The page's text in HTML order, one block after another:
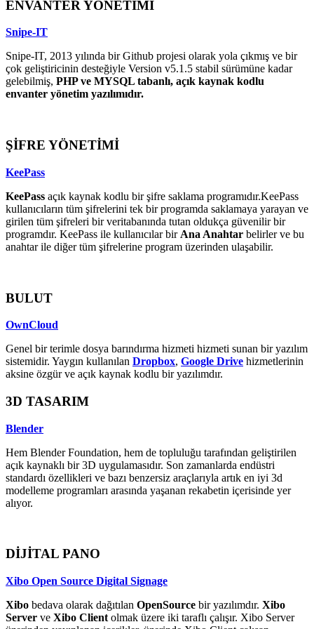
ENVANTER YÖNETİMİ
Snipe-IT
Snipe-IT, 2013 yılında bir Github projesi olarak yola çıkmış ve bir
çok geliştiricinin desteğiyle Version v5.1.5 stabil sürümüne kadar
gelebilmiş, PHP ve MYSQL tabanlı, açık kaynak kodlu
envanter yönetim yazılımıdır.
ŞİFRE YÖNETİMİ
KeePass
KeePass açık kaynak kodlu bir şifre saklama programıdır.KeePass
kullanıcıların tüm şifrelerini tek bir programda saklamaya yarayan ve
girilen tüm şifreleri bir veritabanında tutan oldukça güvenilir bir
programdır. KeePass ile kullanıcılar bir Ana Anahtar belirler ve bu
anahtar ile diğer tüm şifrelerine program üzerinden ulaşabilir.
BULUT
OwnCloud
Genel bir terimle dosya barındırma hizmeti hizmeti sunan bir yazılım
sistemidir. Yaygın kullanılan Dropbox, Google Drive hizmetlerinin
aksine özgür ve açık kaynak kodlu bir yazılımdır.
3D TASARIM
Blender
Hem Blender Foundation, hem de topluluğu tarafından geliştirilen
açık kaynaklı bir 3D uygulamasıdır. Son zamanlarda endüstri
standardı özellikleri ve bazı benzersiz araçlarıyla artık en iyi 3d
modelleme programları arasında yaşanan rekabetin içerisinde yer
alıyor.
DİJİTAL PANO
Xibo Open Source Digital Signage
Xibo bedava olarak dağıtılan OpenSource bir yazılımdır. Xibo
Server ve Xibo Client olmak üzere iki taraflı çalışır. Xibo Server